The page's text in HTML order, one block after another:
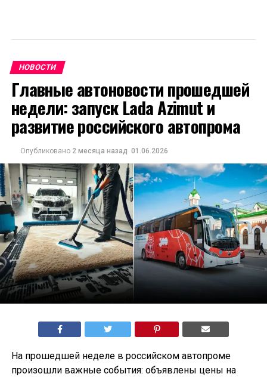
НОВОСТИ
Главные автоновости прошедшей
недели: запуск Lada Azimut и
развитие российского автопрома
Опубликовано 2 месяца назад 01.06.2026
На прошедшей неделе в российском автопроме
произошли важные события: объявлены цены на